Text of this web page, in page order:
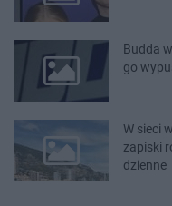
Budda
go
W sieci
zapiski
dzienne